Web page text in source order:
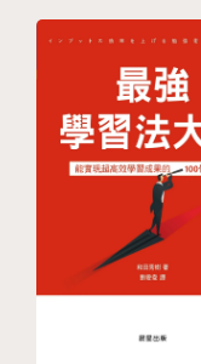
市櫃公司掛勾，也
投資人。